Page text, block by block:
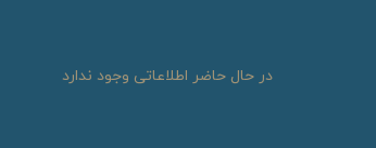
در حال حاضر اطلاعاتی وجود ندارد